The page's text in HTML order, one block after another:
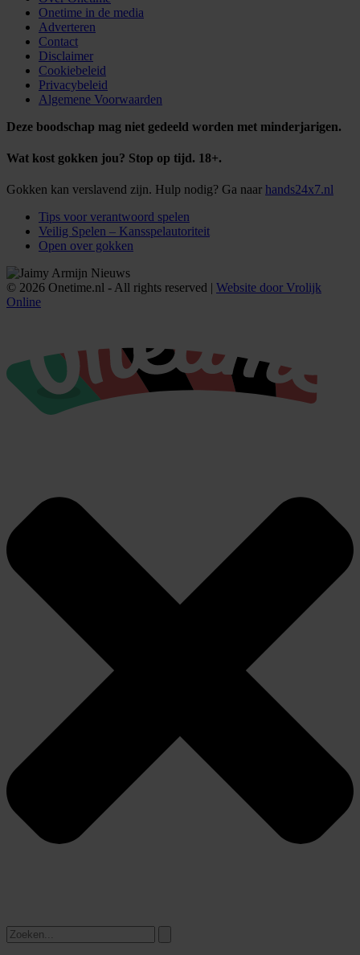
Onetime in de media
Adverteren
Contact
Disclaimer
Cookiebeleid
Privacybeleid
Algemene Voorwaarden
Deze boodschap mag niet gedeeld worden met minderjarigen.
Wat kost gokken jou? Stop op tijd. 18+.
Gokken kan verslavend zijn. Hulp nodig? Ga naar hands24x7.nl
Tips voor verantwoord spelen
Veilig Spelen – Kansspelautoriteit
Open over gokken
© 2026 Onetime.nl - All rights reserved | Website door Vrolijk
Online